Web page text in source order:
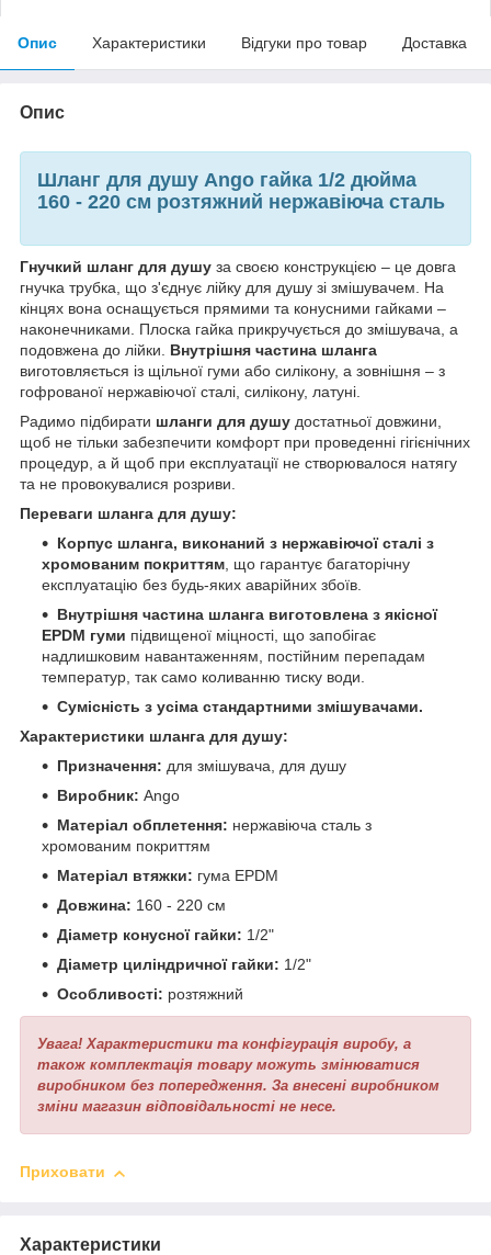
Опис Характеристики Відгуки про товар Доставка
Опис
Шланг для душу Ango гайка 1/2 дюйма
160 - 220 см розтяжний нержавіюча сталь
Гнучкий шланг для душу за своєю конструкцією – це довга
гнучка трубка, що з'єднує лійку для душу зі змішувачем. На
кінцях вона оснащується прямими та конусними гайками –
наконечниками. Плоска гайка прикручується до змішувача, а
подовжена до лійки. Внутрішня частина шланга
виготовляється із щільної гуми або силікону, а зовнішня – з
гофрованої нержавіючої сталі, силікону, латуні.
Радимо підбирати шланги для душу достатньої довжини,
щоб не тільки забезпечити комфорт при проведенні гігієнічних
процедур, а й щоб при експлуатації не створювалося натягу
та не провокувалися розриви.
Переваги шланга для душу:
Корпус шланга, виконаний з нержавіючої сталі з
хромованим покриттям, що гарантує багаторічну
експлуатацію без будь-яких аварійних збоїв.
Внутрішня частина шланга виготовлена з якісної
EPDM гуми підвищеної міцності, що запобігає
надлишковим навантаженням, постійним перепадам
температур, так само коливанню тиску води.
Сумісність з усіма стандартними змішувачами.
Характеристики шланга для душу:
Призначення: для змішувача, для душу
Виробник: Ango
Матеріал обплетення: нержавіюча сталь з
хромованим покриттям
Матеріал втяжки: гума EPDM
Довжина: 160 - 220 см
Діаметр конусної гайки: 1/2"
Діаметр циліндричної гайки: 1/2"
Особливості: розтяжний
Увага! Характеристики та конфігурація виробу, а
також комплектація товару можуть змінюватися
виробником без попередження. За внесені виробником
зміни магазин відповідальності не несе.
Приховати
Характеристики